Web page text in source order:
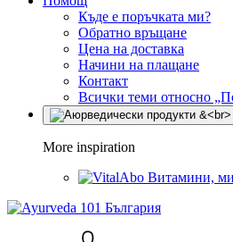
Къде е поръчката ми?
Обратно връщане
Цена на доставка
Начини на плащане
Контакт
Всички теми относно
More inspiration
Витамини,